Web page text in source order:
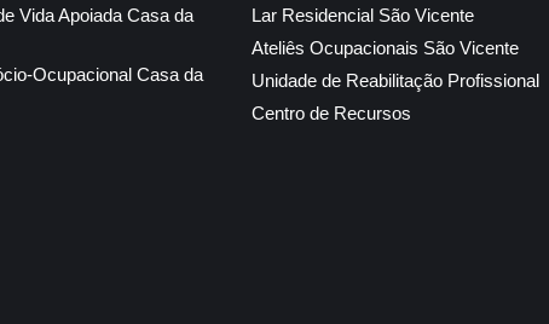
Vida Apoiada Casa da
Ocupacional Casa da
Lar Residencial São Vicente
Ateliês Ocupacionais São Vicente
Unidade de Reabilitação Profissional
Centro de Recursos